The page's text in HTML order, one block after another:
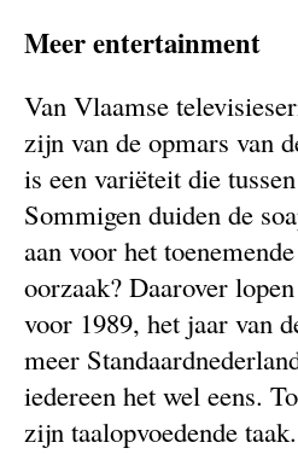
Meer entertainment
Van Vlaamse
zijn van de opmars van
is een variëteit die
Sommigen duiden de
aan voor het
oorzaak? Daarover
voor 1989, het jaar van
meer
iedereen het wel eens.
zijn taalopvoedende